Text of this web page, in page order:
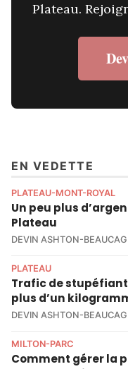
Plateau.
EN VEDETTE
PLATEAU-MONT-ROYAL
Un peu plus
Plateau
DEVIN ASHTON-
PLATEAU
Trafic de
plus d’un
DEVIN ASHTON-
MILTON-PARC
Comment gérer la